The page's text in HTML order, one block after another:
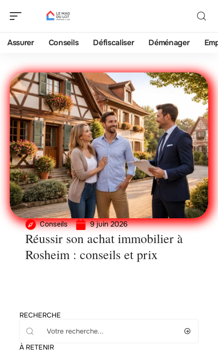
Assurer Conseils Défiscaliser Déménager
Conseils 9 juin 2026
Réussir son achat immobilier à
Rosheim : conseils et prix
RECHERCHE
À RETENIR